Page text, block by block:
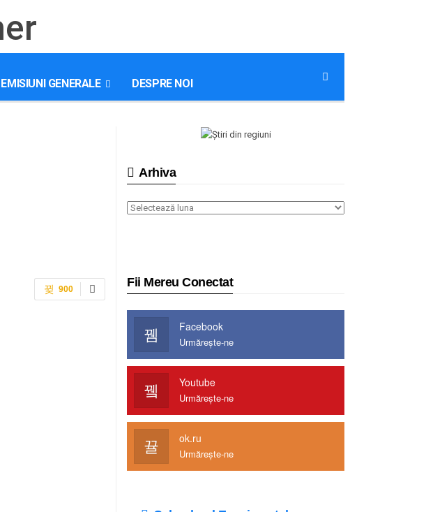
EMISIUNI GENERALE DESPRE NOI
900
Arhiva
Arhiva
Fii Mereu Conectat
Facebook
Urmărește-ne
Youtube
Urmărește-ne
ok.ru
Urmărește-ne